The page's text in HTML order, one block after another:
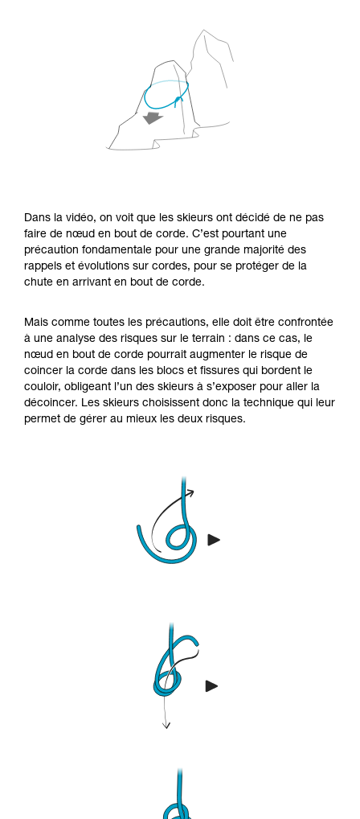
Dans la vidéo, on voit que les skieurs ont décidé de ne pas
faire de nœud en bout de corde. C’est pourtant une
précaution fondamentale pour une grande majorité des
rappels et évolutions sur cordes, pour se protéger de la
chute en arrivant en bout de corde.
Mais comme toutes les précautions, elle doit être confrontée
à une analyse des risques sur le terrain : dans ce cas, le
nœud en bout de corde pourrait augmenter le risque de
coincer la corde dans les blocs et fissures qui bordent le
couloir, obligeant l’un des skieurs à s’exposer pour aller la
décoincer. Les skieurs choisissent donc la technique qui leur
permet de gérer au mieux les deux risques.